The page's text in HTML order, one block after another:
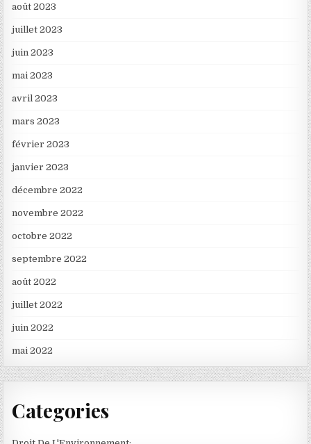
août 2023
juillet 2023
juin 2023
mai 2023
avril 2023
mars 2023
février 2023
janvier 2023
décembre 2022
novembre 2022
octobre 2022
septembre 2022
août 2022
juillet 2022
juin 2022
mai 2022
Categories